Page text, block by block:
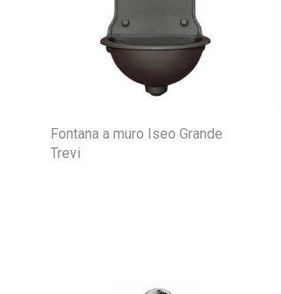
Fontana a muro Iseo Grande
Trevi